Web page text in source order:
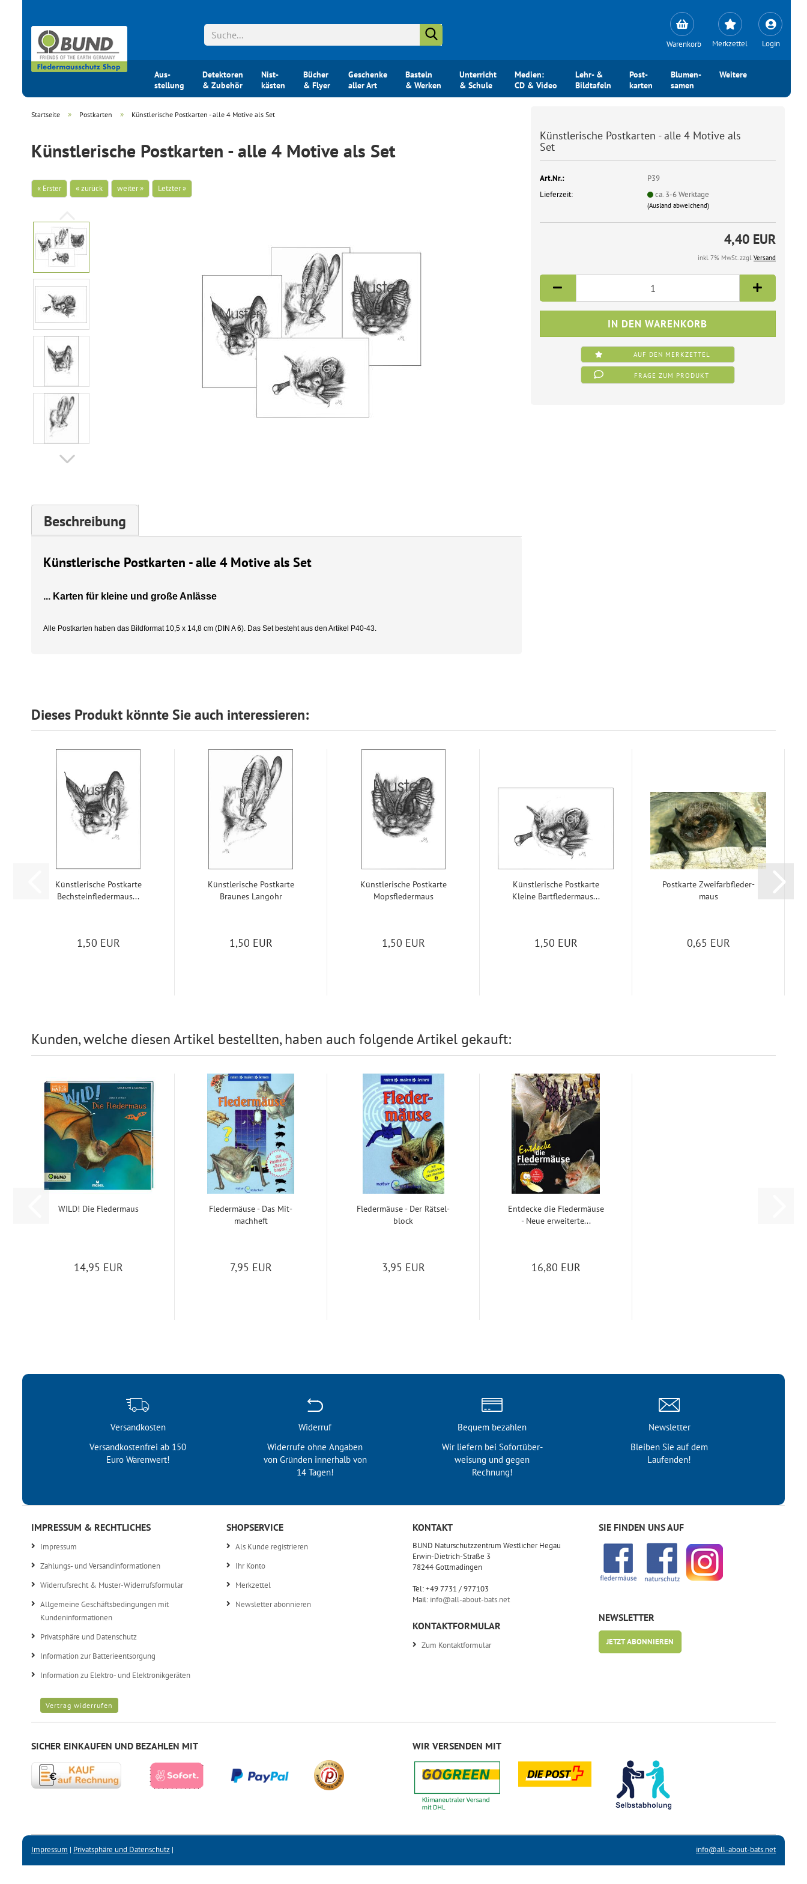
Suche...
Warenkorb
Merkzettel Login
Aus-
stellung
Detektoren
& Zubehör
Nist-
kästen
Bücher
& Flyer
Geschenke
aller Art
Basteln
& Werken
Unterricht
& Schule
Medien:
CD & Video
Lehr- &
Bildtafeln
Post-
karten
Blumen-
samen
Weitere
Startseite » Postkarten » Künstlerische Postkarten - alle 4 Motive als Set
Künstlerische Postkarten - alle 4 Motive als Set
« Erster « zurück weiter » Letzter »
Künst­le­ri­sche Post­kar­ten - alle 4 Mo­ti­ve als
Set
Art.Nr.:
P39
Lieferzeit:
ca. 3-6 Werktage
(Ausland abweichend)
4,40 EUR
inkl. 7% MwSt. zzgl.Versand
AUF DEN MERKZETTEL
FRAGE ZUM PRODUKT
Beschreibung
Künstlerische Postkarten - alle 4 Motive als Set
... Karten für kleine und große Anlässe
Alle Postkarten haben das Bildformat 10,5 x 14,8 cm (DIN A 6). Das Set besteht aus den Artikel P40-43.
Dieses Produkt könnte Sie auch interessieren:
Künst­le­ri­sche Post­kar­te
Bech­stein­fle­der­maus...
1,50 EUR
Künst­le­ri­sche Post­kar­te
Brau­nes Lang­ohr
1,50 EUR
Künst­le­ri­sche Post­kar­te
Mops­fle­der­maus
1,50 EUR
Künst­le­ri­sche Post­kar­te
Klei­ne Bart­fle­der­maus...
1,50 EUR
Post­kar­te Zwei­farb­fle­der­
maus
0,65 EUR
Kunden, welche diesen Artikel bestellten, haben auch folgende Artikel gekauft:
WILD! Die Fle­der­maus
14,95 EUR
Fle­der­mäu­se - Das Mit­
mach­heft
7,95 EUR
Fle­der­mäu­se - Der Rät­sel­
block
3,95 EUR
Ent­de­cke die Fle­der­mäu­se
- Neue er­wei­ter­te...
16,80 EUR
Versandkosten
Versandkostenfrei ab 150
Euro Warenwert!
Widerruf
Widerrufe ohne Angaben
von Gründen innerhalb von
14 Tagen!
Bequem bezahlen
Wir liefern bei Sofortüber­
weisung und gegen
Rechnung!
Newsletter
Bleiben Sie auf dem
Laufenden!
IMPRESSUM & RECHTLICHES
Impressum
Zahlungs- und Versandinformationen
Widerrufsrecht & Muster-Widerrufsformular
Allgemeine Geschäftsbedingungen mit
Kundeninformationen
Privatsphäre und Datenschutz
Information zur Batterieentsorgung
Information zu Elektro- und Elektronikgeräten
SHOPSERVICE
Als Kunde registrieren
Ihr Konto
Merkzettel
Newsletter abonnieren
KONTAKT
BUND Naturschutzzentrum Westlicher Hegau
Erwin-Dietrich-Straße 3
78244 Gottmadingen
Tel: +49 7731 / 977103
Mail: info@all-about-bats.net
KONTAKTFORMULAR
Zum Kontaktformular
SIE FINDEN UNS AUF
NEWSLETTER
JETZT ABONNIEREN
Vertrag widerrufen
SICHER EINKAUFEN UND BEZAHLEN MIT WIR VERSENDEN MIT
Impressum | Privatsphäre und Datenschutz | info@all-about-bats.net